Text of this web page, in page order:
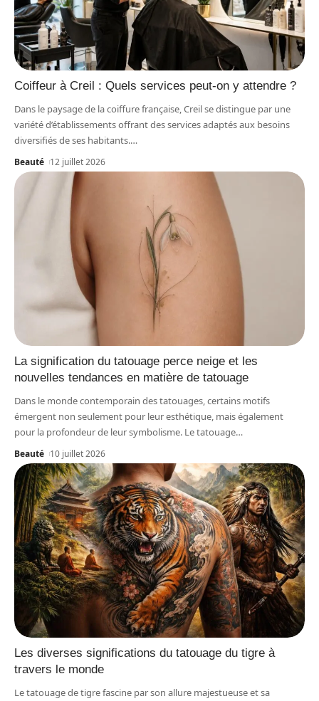
Coiffeur à Creil : Quels services peut-on y attendre ?
Dans le paysage de la coiffure française, Creil se distingue par une
variété d’établissements offrant des services adaptés aux besoins
diversifiés de ses habitants.…
Beauté 12 juillet 2026
La signification du tatouage perce neige et les
nouvelles tendances en matière de tatouage
Dans le monde contemporain des tatouages, certains motifs
émergent non seulement pour leur esthétique, mais également
pour la profondeur de leur symbolisme. Le tatouage…
Beauté 10 juillet 2026
Les diverses significations du tatouage du tigre à
travers le monde
Le tatouage de tigre fascine par son allure majestueuse et sa